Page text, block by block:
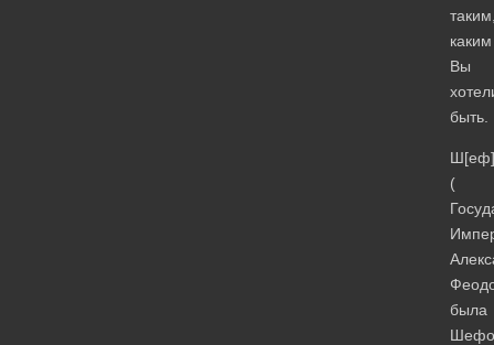
каким
Вы
быть.
(
была